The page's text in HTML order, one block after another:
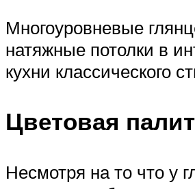
Многоуровневые
натяжные потолки в
кухни классического
Цветовая
Несмотря на то что у